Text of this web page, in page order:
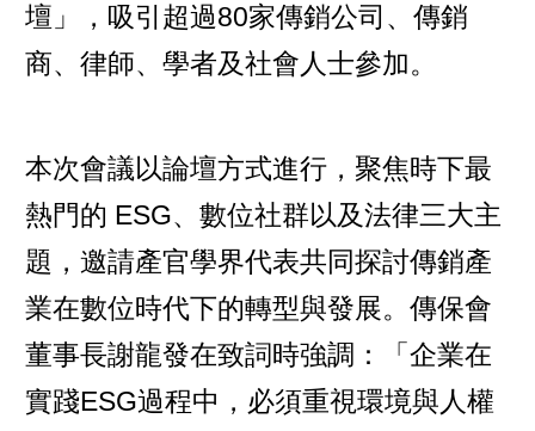
壇」，吸引超過80家傳銷公司、傳銷
商、律師、學者及社會人士參加。
本次會議以論壇方式進行，聚焦時下最
熱門的 ESG、數位社群以及法律三大主
題，邀請產官學界代表共同探討傳銷產
業在數位時代下的轉型與發展。傳保會
董事長謝龍發在致詞時強調：「企業在
實踐ESG過程中，必須重視環境與人權